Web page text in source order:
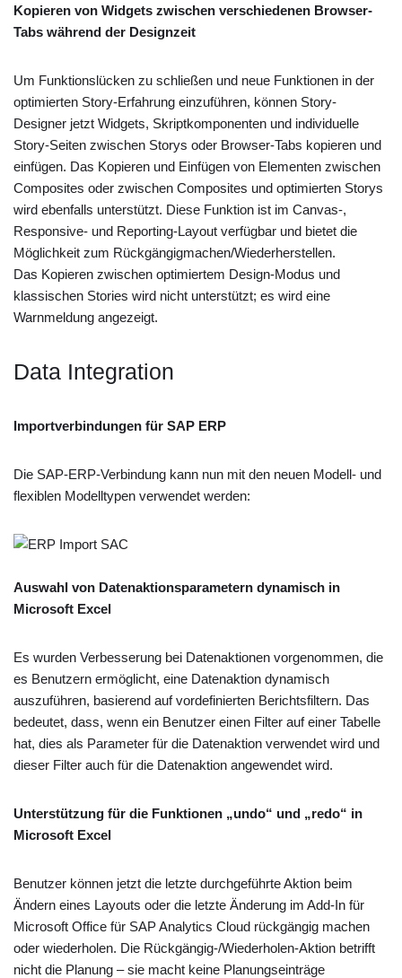
Kopieren von Widgets zwischen verschiedenen Browser-
Tabs während der Designzeit
Um Funktionslücken zu schließen und neue Funktionen in der
optimierten Story-Erfahrung einzuführen, können Story-
Designer jetzt Widgets, Skriptkomponenten und individuelle
Story-Seiten zwischen Storys oder Browser-Tabs kopieren und
einfügen. Das Kopieren und Einfügen von Elementen zwischen
Composites oder zwischen Composites und optimierten Storys
wird ebenfalls unterstützt. Diese Funktion ist im Canvas-,
Responsive- und Reporting-Layout verfügbar und bietet die
Möglichkeit zum Rückgängigmachen/Wiederherstellen.
Das Kopieren zwischen optimiertem Design-Modus und
klassischen Stories wird nicht unterstützt; es wird eine
Warnmeldung angezeigt.
Data Integration
Importverbindungen für SAP ERP
Die SAP-ERP-Verbindung kann nun mit den neuen Modell- und
flexiblen Modelltypen verwendet werden:
Auswahl von Datenaktionsparametern dynamisch in
Microsoft Excel
Es wurden Verbesserung bei Datenaktionen vorgenommen, die
es Benutzern ermöglicht, eine Datenaktion dynamisch
auszuführen, basierend auf vordefinierten Berichtsfiltern. Das
bedeutet, dass, wenn ein Benutzer einen Filter auf einer Tabelle
hat, dies als Parameter für die Datenaktion verwendet wird und
dieser Filter auch für die Datenaktion angewendet wird.
Unterstützung für die Funktionen „undo“ und „redo“ in
Microsoft Excel
Benutzer können jetzt die letzte durchgeführte Aktion beim
Ändern eines Layouts oder die letzte Änderung im Add-In für
Microsoft Office für SAP Analytics Cloud rückgängig machen
oder wiederholen. Die Rückgängig-/Wiederholen-Aktion betrifft
nicht die Planung – sie macht keine Planungseinträge